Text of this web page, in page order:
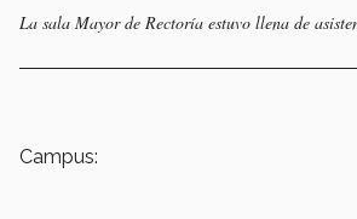
La sala Mayor de Rectoría estuvo llena de
Campus: